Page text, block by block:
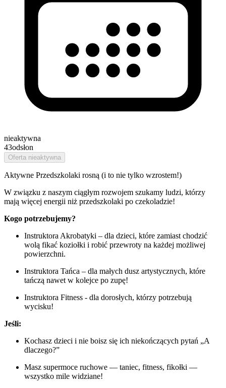
nieaktywna
43odsłon
Oferta nieaktywna
Aktywne Przedszkolaki rosną (i to nie tylko wzrostem!)
W związku z naszym ciągłym rozwojem szukamy ludzi, którzy
mają więcej energii niż przedszkolaki po czekoladzie!
Kogo potrzebujemy?
Instruktora Akrobatyki – dla dzieci, które zamiast chodzić
wolą fikać koziołki i robić przewroty na każdej możliwej
powierzchni.
Instruktora Tańca – dla małych dusz artystycznych, które
tańczą nawet w kolejce po zupę!
Instruktora Fitness - dla dorosłych, którzy potrzebują
wycisku!
Jeśli:
Kochasz dzieci i nie boisz się ich niekończących pytań „A
dlaczego?”
Masz supermoce ruchowe — taniec, fitness, fikołki —
wszystko mile widziane!